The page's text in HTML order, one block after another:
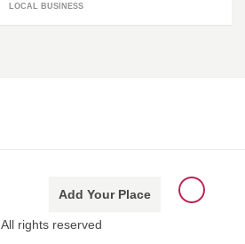
LOCAL BUSINESS
Add Your Place
, All rights reserved